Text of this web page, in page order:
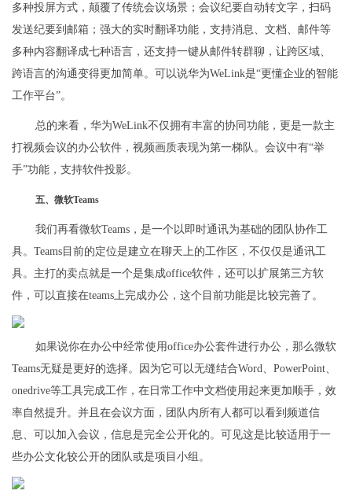
多种投屏方式，颠覆了传统会议场景；会议纪要自动转文字，扫码
发送纪要到邮箱；强大的实时翻译功能，支持消息、文档、邮件等
多种内容翻译成七种语言，还支持一键从邮件转群聊，让跨区域、
跨语言的沟通变得更加简单。可以说华为WeLink是“更懂企业的智能
工作平台”。
总的来看，华为WeLink不仅拥有丰富的协同功能，更是一款主
打视频会议的办公软件，视频画质表现为第一梯队。会议中有“举
手”功能，支持软件投影。
五、微软Teams
我们再看微软Teams，是一个以即时通讯为基础的团队协作工
具。Teams目前的定位是建立在聊天上的工作区，不仅仅是通讯工
具。主打的卖点就是一个是集成office软件，还可以扩展第三方软
件，可以直接在teams上完成办公，这个目前功能是比较完善了。
如果说你在办公中经常使用office办公套件进行办公，那么微软
Teams无疑是更好的选择。因为它可以无缝结合Word、PowerPoint、
onedrive等工具完成工作，在日常工作中文档使用起来更加顺手，效
率自然提升。并且在会议方面，团队内所有人都可以看到频道信
息、可以加入会议，信息是完全公开化的。可见这是比较适用于一
些办公文化较公开的团队或是项目小组。